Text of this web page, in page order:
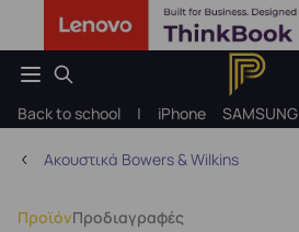
Back to school | iPhone SAMSUNG
Ακουστικά Bowers & Wilkins
ΠροϊόνΠροδιαγραφές